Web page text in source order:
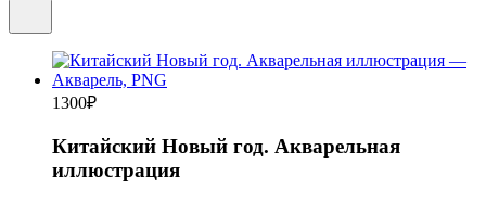
1300₽
Китайский Новый год. Акварельная
иллюстрация